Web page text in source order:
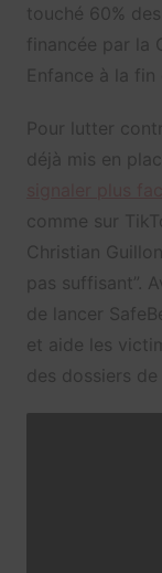
touché 60%
financée par la
Enfance à la fin
Pour lutter
déjà mis en
comme sur
Christian
pas suffisant”.
de lancer
et aide les
des dossiers de